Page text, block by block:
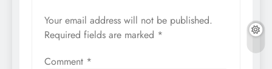
Your email address will not be published.
Required fields are marked *
Comment *